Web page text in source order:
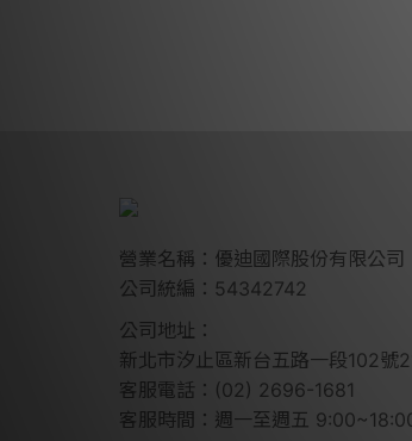
營業名稱：優迪國際股份有限公司
公司統編：54342742
公司地址：
新北市汐止區新台五路一段102號
客服電話：(02) 2696-1681
客服時間：週一至週五